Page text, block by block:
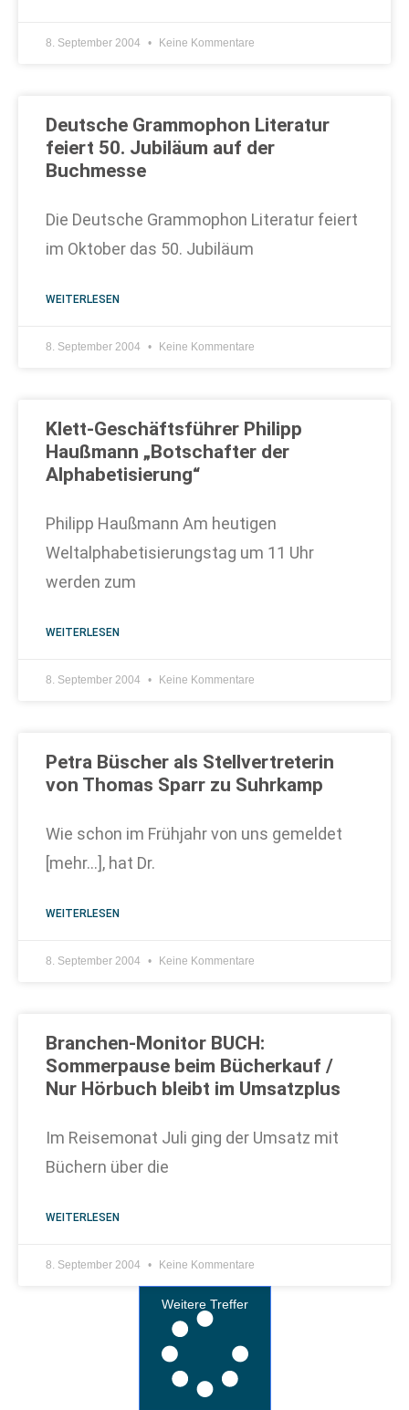
8. September 2004 Keine Kommentare
Deutsche Grammophon Literatur
feiert 50. Jubiläum auf der
Buchmesse
Die Deutsche Grammophon Literatur feiert
im Oktober das 50. Jubiläum
WEITERLESEN
8. September 2004 Keine Kommentare
Klett-Geschäftsführer Philipp
Haußmann „Botschafter der
Alphabetisierung“
Philipp Haußmann Am heutigen
Weltalphabetisierungstag um 11 Uhr
werden zum
WEITERLESEN
8. September 2004 Keine Kommentare
Petra Büscher als Stellvertreterin
von Thomas Sparr zu Suhrkamp
Wie schon im Frühjahr von uns gemeldet
[mehr…], hat Dr.
WEITERLESEN
8. September 2004 Keine Kommentare
Branchen-Monitor BUCH:
Sommerpause beim Bücherkauf /
Nur Hörbuch bleibt im Umsatzplus
Im Reisemonat Juli ging der Umsatz mit
Büchern über die
WEITERLESEN
8. September 2004 Keine Kommentare
Weitere Treffer